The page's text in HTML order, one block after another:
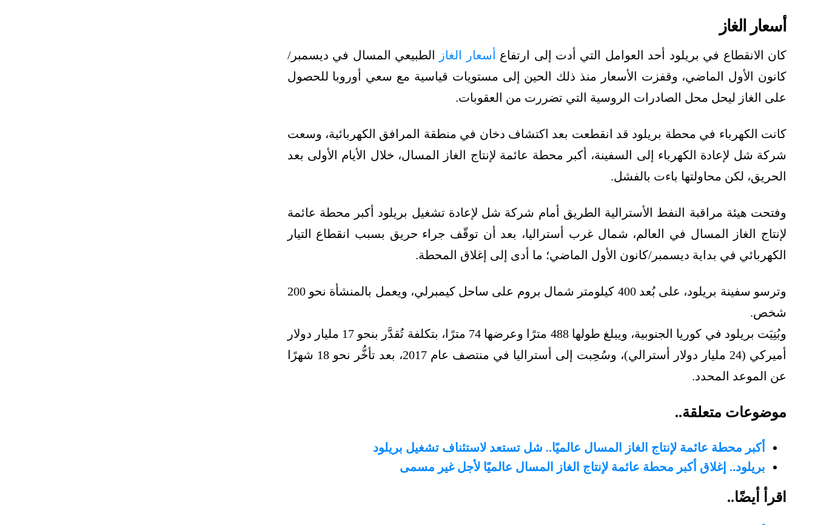
أسعار الغاز
كان الانقطاع في بريلود أحد العوامل التي أدت إلى ارتفاع أسعار الغاز
الطبيعي المسال في ديسمبر/
كانون الأول الماضي، وقفزت الأسعار منذ ذلك الحين إلى مستويات قياسية مع سعي أوروبا للحصول
على الغاز ليحل محل الصادرات الروسية التي تضررت من العقوبات.
كانت الكهرباء في محطة بريلود قد انقطعت بعد اكتشاف دخان في منطقة المرافق الكهربائية، وسعت
شركة شل لإعادة الكهرباء إلى السفينة، أكبر محطة عائمة لإنتاج الغاز المسال، خلال الأيام الأولى بعد
الحريق، لكن محاولتها باءت بالفشل.
وفتحت هيئة مراقبة النفط الأسترالية الطريق أمام شركة شل لإعادة تشغيل بريلود أكبر محطة عائمة
لإنتاج الغاز المسال في العالم، شمال غرب أستراليا، بعد أن توقّف جراء حريق بسبب انقطاع التيار
الكهربائي في بداية ديسمبر/كانون الأول الماضي؛ ما أدى إلى إغلاق المحطة.
وترسو سفينة بريلود، على بُعد 400 كيلومتر شمال بروم على ساحل كيمبرلي، ويعمل بالمنشأة نحو 200
شخص.
وبُنِيَت بريلود في كوريا الجنوبية، ويبلغ طولها 488 مترًا وعرضها 74 مترًا، بتكلفة تُقدَّر بنحو 17 مليار دولار
أميركي (24 مليار دولار أسترالي)، وسُحِبت إلى أستراليا في منتصف عام 2017، بعد تأخُّر نحو 18 شهرًا
عن الموعد المحدد.
موضوعات متعلقة..
أكبر محطة عائمة لإنتاج الغاز المسال عالميًا.. شل تستعد لاستئناف تشغيل بريلود
بريلود.. إغلاق أكبر محطة عائمة لإنتاج الغاز المسال عالميًا لأجل غير مسمى
اقرأ أيضًا..